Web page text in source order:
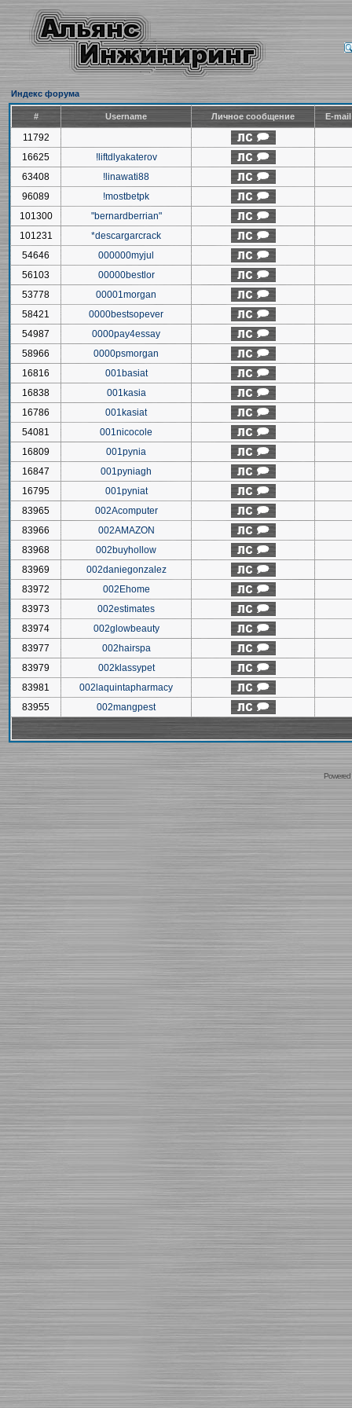
Индекс форума
# Username Личное сообщение E-
11792
16625
!liftdlyakaterov
63408
!linawati88
96089
!mostbetpk
101300
"bernardberrian"
101231
*descargarcrack
54646
000000myjul
56103
00000bestlor
53778
00001morgan
58421
0000bestsopever
54987
0000pay4essay
58966
0000psmorgan
16816
001basiat
16838
001kasia
16786
001kasiat
54081
001nicocole
16809
001pynia
16847
001pyniagh
16795
001pyniat
83965
002Acomputer
83966
002AMAZON
83968
002buyhollow
83969
002daniegonzalez
83972
002Ehome
83973
002estimates
83974
002glowbeauty
83977
002hairspa
83979
002klassypet
83981
002laquintapharmacy
83955
002mangpest